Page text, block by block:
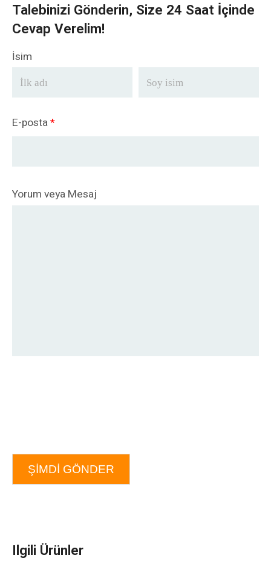
Talebinizi Gönderin, Size 24 Saat İçinde
Cevap Verelim!
İsim
E-posta*
Yorum veya Mesaj
ŞIMDI GÖNDER
Ilgili Ürünler